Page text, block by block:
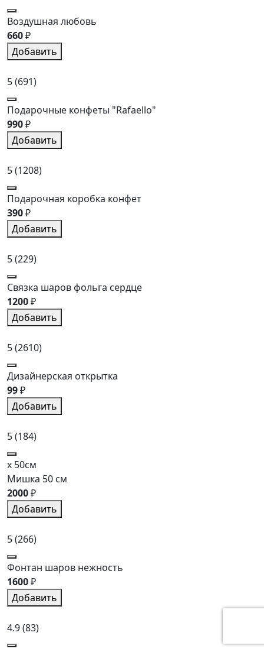
Воздушная любовь
660₽
Добавить
5(691)
Подарочные конфеты "Rafaello"
990₽
Добавить
5(1208)
Подарочная коробка конфет
390₽
Добавить
5(229)
Связка шаров фольга сердце
1200₽
Добавить
5(2610)
Дизайнерская открытка
99₽
Добавить
5(184)
x 50см
Мишка 50 см
2000₽
Добавить
5(266)
Фонтан шаров нежность
1600₽
Добавить
4.9(83)